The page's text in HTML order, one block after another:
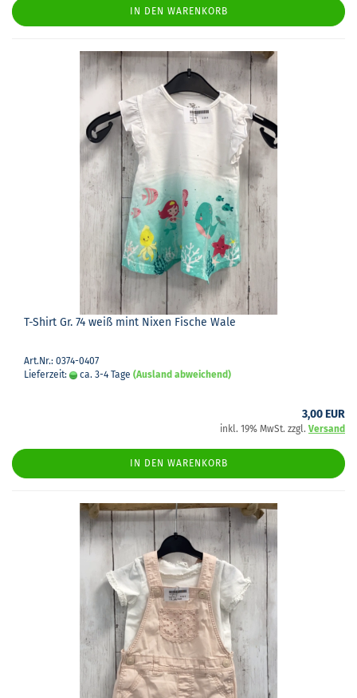
IN DEN WARENKORB
T-​Shirt Gr. 74 weiß mint Nixen Fi­sche Wale
Art.Nr.: 0374-0407
Lieferzeit:
ca. 3-4 Tage (Ausland abweichend)
3,00 EUR
inkl. 19% MwSt. zzgl. Versand
IN DEN WARENKORB